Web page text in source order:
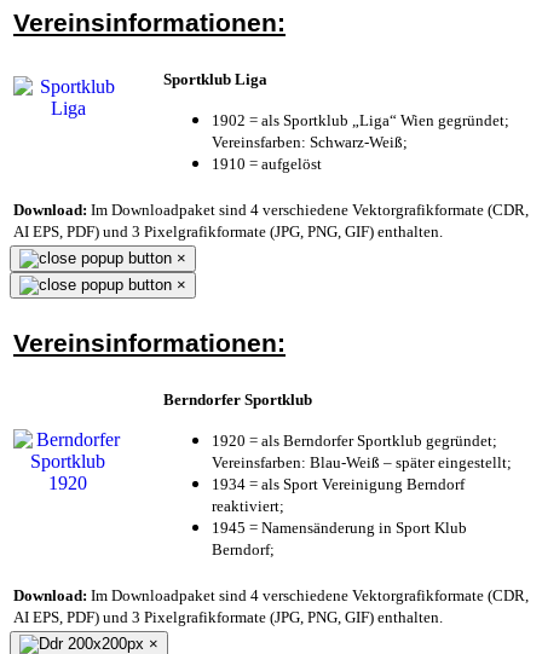
Vereinsinformationen:
Sportklub Liga
1902 = als Sportklub „Liga“ Wien gegründet;
Vereinsfarben: Schwarz-Weiß;
1910 = aufgelöst
Download: Im Downloadpaket sind 4 verschiedene Vektorgrafikformate (CDR,
AI EPS, PDF) und 3 Pixelgrafikformate (JPG, PNG, GIF) enthalten.
×
×
Vereinsinformationen:
Berndorfer Sportklub
1920 = als Berndorfer Sportklub gegründet;
Vereinsfarben: Blau-Weiß – später eingestellt;
1934 = als Sport Vereinigung Berndorf
reaktiviert;
1945 = Namensänderung in Sport Klub
Berndorf;
Download: Im Downloadpaket sind 4 verschiedene Vektorgrafikformate (CDR,
AI EPS, PDF) und 3 Pixelgrafikformate (JPG, PNG, GIF) enthalten.
×